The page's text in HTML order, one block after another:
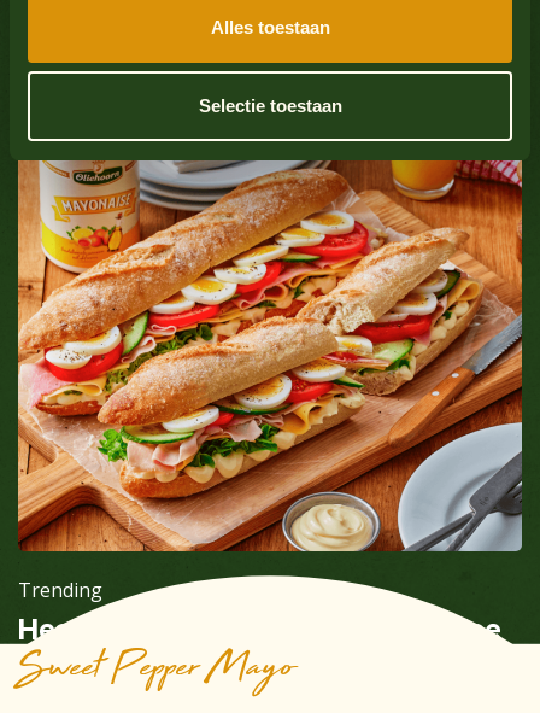
Alles toestaan
Selectie toestaan
Trending
Healthy sandwich with mayonnaise
Sweet Pepper Mayo
No
See all products
See all products